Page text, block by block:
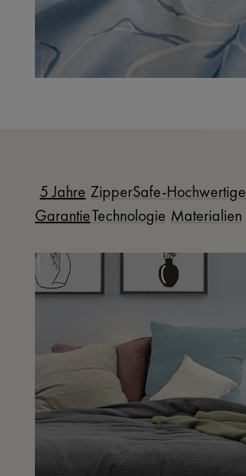
5 Jahre
Garantie
ZipperSafe-
Technologie
Hochwertige
Materialien